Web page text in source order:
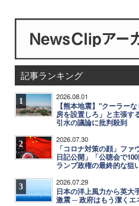
記事ランキング
1 2026.08.01
【熊本地震】"クーラー
房を設置しろ」と主張す
引水の議論に批判殺到
2 2026.07.30
「コロナ対策の顔」フ
日記公開」「公聴会で
ランプ政権の最終的な狙
3 2026.07.29
日本の洋上風力から英大
激震 ─ 政府はもう潔くエ